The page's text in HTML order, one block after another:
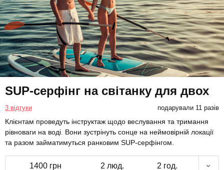
SUP-серфінг на світанку для двох
3 відгуки подарували 11 разів
Клієнтам проведуть інструктаж щодо веслування та тримання
рівноваги на воді. Вони зустрінуть сонце на неймовірній локації
та разом займатимуться ранковим SUP-серфінгом.
1400 грн 2 люд. 2 год.